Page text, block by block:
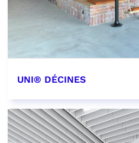
UNI® DÉCINES
EN SAVOIR PLUS